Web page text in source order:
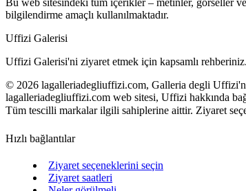
bilgilendirme amaçlı kullanılmaktadır.
Uffizi Galerisi
Uffizi Galerisi'ni ziyaret etmek için kapsamlı
© 2026 lagalleriadegliuffizi.com, Galleria degli
lagalleriadegliuffizi.com web sitesi, Uffizi hakkında
Tüm tescilli markalar ilgili sahiplerine aittir. Ziyaret
Hızlı bağlantılar
Ziyaret seçeneklerini seçin
Ziyaret saatleri